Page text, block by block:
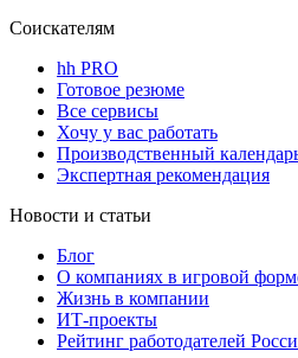
Соискателям
hh PRO
Готовое резюме
Все сервисы
Хочу у вас работать
Производственный
Экспертная рекомендация
Новости и статьи
Блог
О компаниях в игровой
Жизнь в компании
ИТ-проекты
Рейтинг работодателей